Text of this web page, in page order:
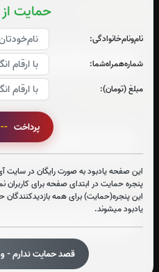
حمایت
نام‌و‌نام‌خانوادگی:
شماره‌همراه‌شما:
مبلغ (تومان):
پرداخت
این صفحه یادبود به صورت رایگان در
پنجره حمایت در ابتدای صفحه برای
این پنجره(حمایت) برای همه
یادبود میشوند.
قصد حمایت ندارم -
صوت سوره
سوره صافات:
سوره یاسین:
صوت